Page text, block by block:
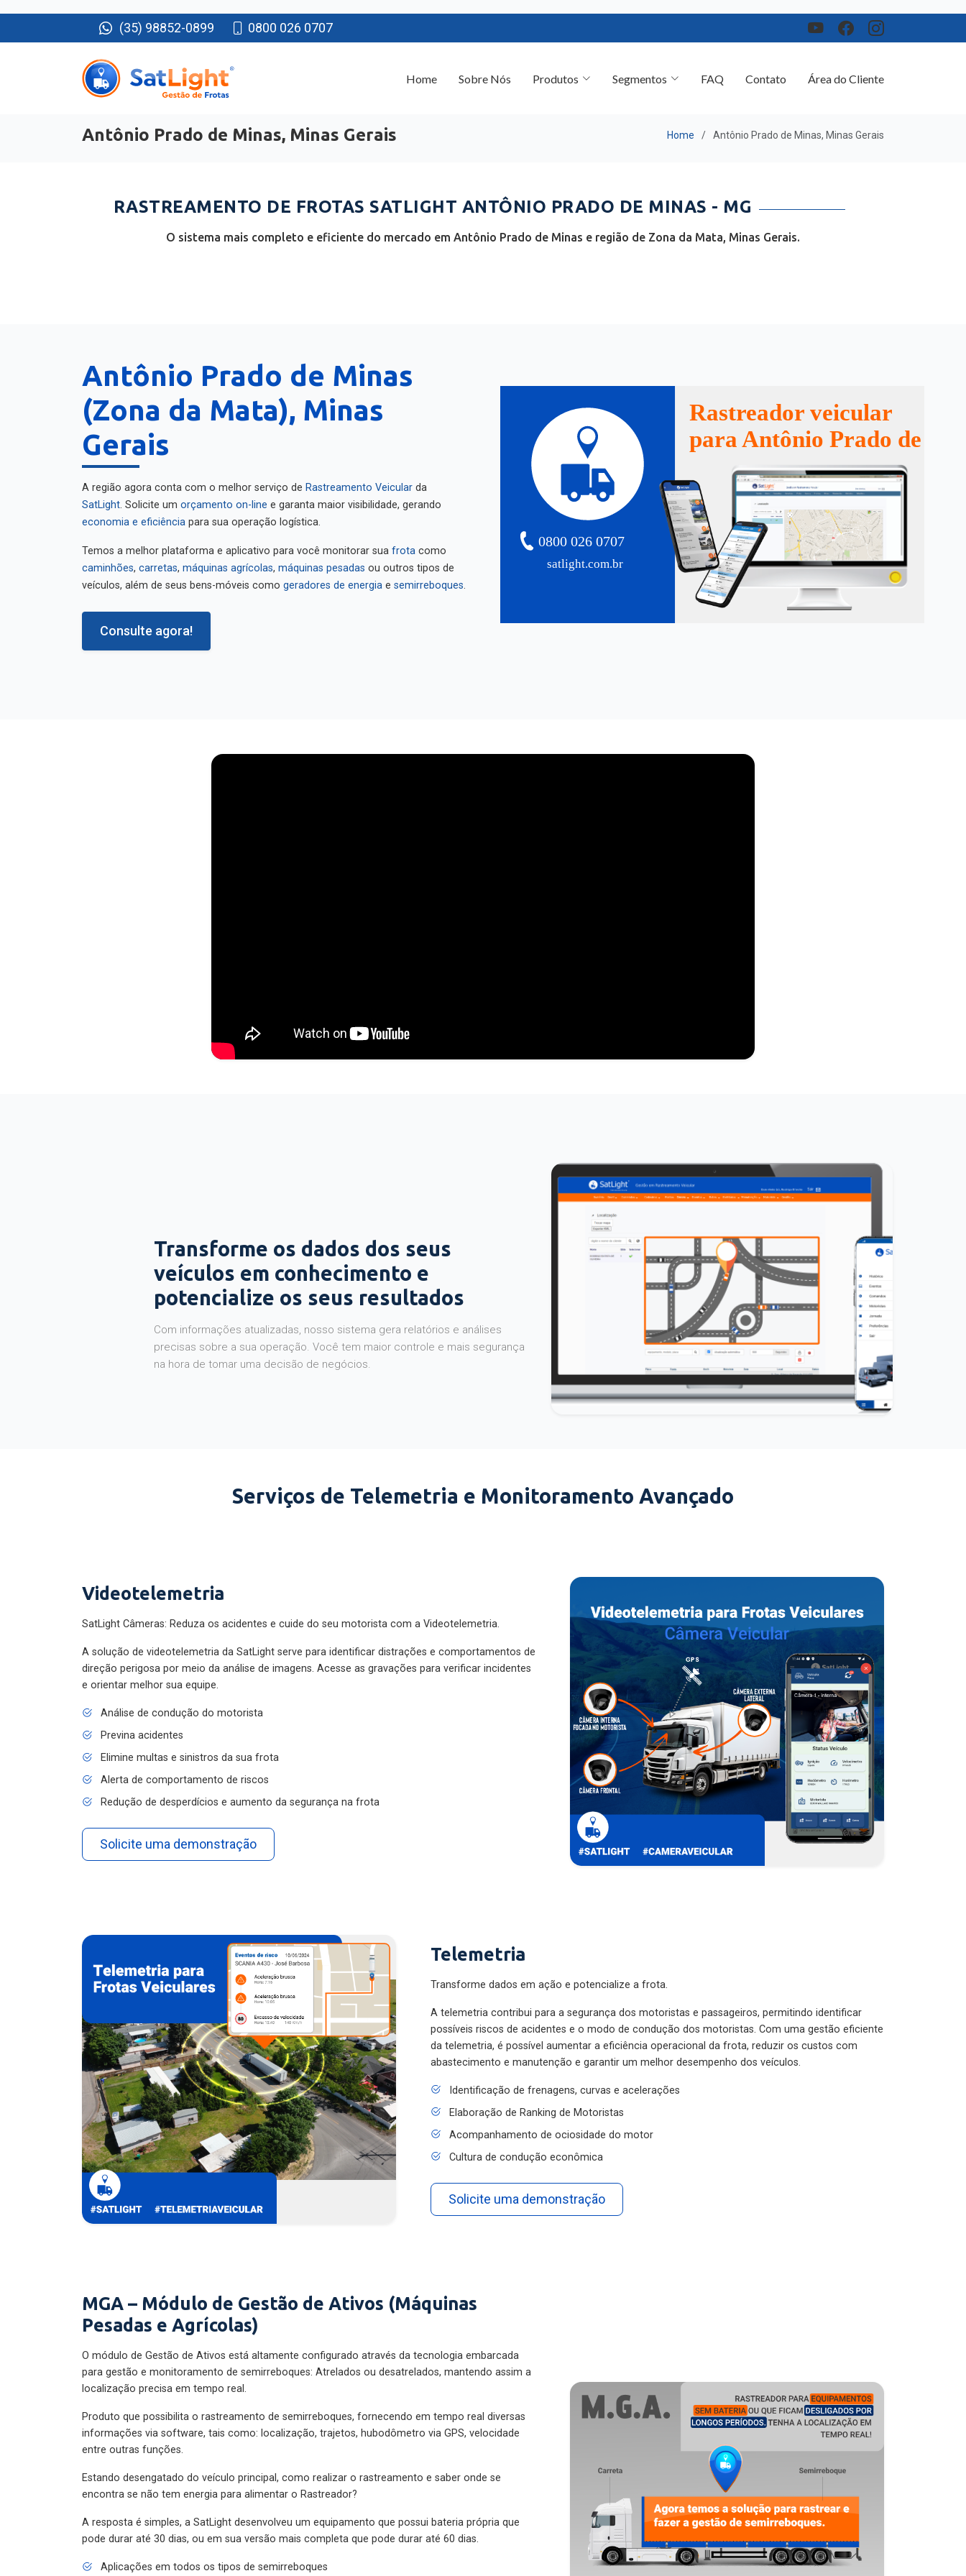
(35) 98852-0899 0800 026 0707
Antônio Prado de Minas, Minas Gerais
RASTREAMENTO DE FROTAS SATLIGHT ANTÔNIO PRADO DE MINAS - MG
O sistema mais completo e eficiente do mercado em Antônio Prado de Minas e região de Zona da Mata, Minas Gerais.
Antônio Prado de Minas
(Zona da Mata), Minas
Gerais
A região agora conta com o melhor serviço de Rastreamento Veicular
da
SatLight
. Solicite um orçamento on-line
e garanta maior visibilidade, gerando
economia e eficiência
para sua operação logística.
Temos a melhor plataforma e aplicativo para você monitorar sua frota
caminhões
máquinas agrícolas máquinas pesadas
ou outros tipos de
veículos, além de seus bens-móveis como
geradores de energia semirreboques
Consulte agora!
satlight.com.br
0800 026 0707
Rastreador veicular
para Antônio Prado de
Transforme os dados dos seus
veículos em conhecimento e
potencialize os seus resultados
Com informações atualizadas, nosso sistema gera relatórios e análises
precisas sobre a sua operação. Você tem maior controle e mais segurança
na hora de tomar uma decisão de negócios.
Serviços de Telemetria e Monitoramento Avançado
Videotelemetria
SatLight Câmeras: Reduza os acidentes e cuide do seu motorista com a Videotelemetria.
A solução de videotelemetria da SatLight serve para identificar distrações e comportamentos de
direção perigosa por meio da análise de imagens. Acesse as gravações para verificar incidentes
e orientar melhor sua equipe.
Análise de condução do motorista
Previna acidentes
Elimine multas e sinistros da sua frota
Alerta de comportamento de riscos
Redução de desperdícios e aumento da segurança na frota
Solicite uma demonstração
Telemetria
Transforme dados em ação e potencialize a frota.
A telemetria contribui para a segurança dos motoristas e passageiros, permitindo identificar
possíveis riscos de acidentes e o modo de condução dos motoristas. Com uma gestão eficiente
da telemetria, é possível aumentar a eficiência operacional da frota, reduzir os custos com
abastecimento e manutenção e garantir um melhor desempenho dos veículos.
Identificação de frenagens, curvas e acelerações
Elaboração de Ranking de Motoristas
Acompanhamento de ociosidade do motor
Cultura de condução econômica
Solicite uma demonstração
MGA – Módulo de Gestão de Ativos (Máquinas
Pesadas e Agrícolas)
O módulo de Gestão de Ativos está altamente configurado através da tecnologia embarcada
para gestão e monitoramento de semirreboques: Atrelados ou desatrelados, mantendo assim a
localização precisa em tempo real.
Produto que possibilita o rastreamento de semirreboques, fornecendo em tempo real diversas
informações via software, tais como: localização, trajetos, hubodômetro via GPS, velocidade
entre outras funções.
Estando desengatado do veículo principal, como realizar o rastreamento e saber onde se
encontra se não tem energia para alimentar o Rastreador?
A resposta é simples, a SatLight desenvolveu um equipamento que possui bateria própria que
pode durar até 30 dias, ou em sua versão mais completa que pode durar até 60 dias.
Aplicações em todos os tipos de semirreboques